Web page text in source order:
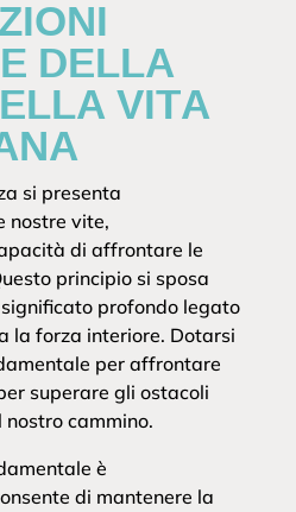
DELLA
VITA
si presenta
nostre vite,
di affrontare le
principio si sposa
profondo legato
la forza interiore. Dotarsi
per affrontare
superare gli ostacoli
nostro cammino.
è
di mantenere la